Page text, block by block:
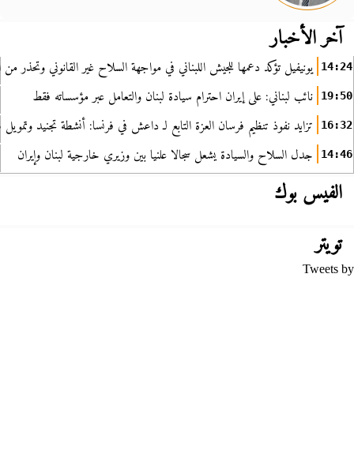
آخر الأخبار
14:24 يونيفيل تؤكد دعمها للجيش اللبناني في مواجهة السلاح غير القانوني وتحذر من
19:50 نائب لبناني: على إيران احترام سيادة لبنان والتعامل عبر مؤسساته فقط
16:32 تزايد نفوذ تنظيم فرسان العزة التابع لـ داعش في فرنسا: أنشطة تجنيد
14:46 جدل السلاح والسيادة يشعل سجالا علنيا بين وزيري خارجية لبنان وإيران
الفيس بوك
تويتر
Tweets by